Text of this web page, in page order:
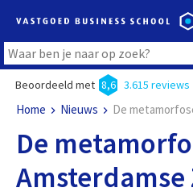
Beoordeeld met 8,6 3.615 reviews
Home Nieuws De
De
Amsterdamse